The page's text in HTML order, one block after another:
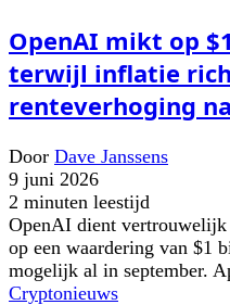
OpenAI mikt op
terwijl inflatie
renteverhoging
Door Dave Janssens
9 juni 2026
2 minuten leestijd
OpenAI dient vertrouwelijk
op een waardering van $1
mogelijk al in september.
Cryptonieuws